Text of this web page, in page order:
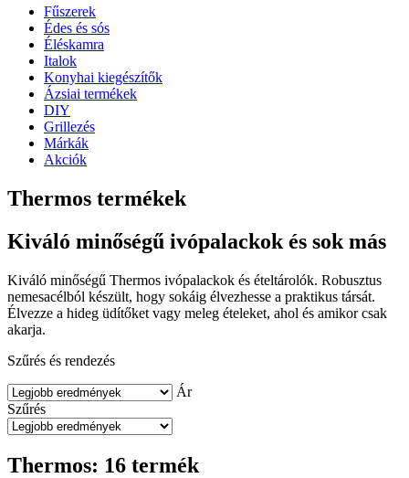
Fűszerek
Édes és sós
Éléskamra
Italok
Konyhai kiegészítők
Ázsiai termékek
DIY
Grillezés
Márkák
Akciók
Thermos termékek
Kiváló minőségű ivópalackok és sok más
Kiváló minőségű Thermos ivópalackok és ételtárolók. Robusztus
nemesacélból készült, hogy sokáig élvezhesse a praktikus társát.
Élvezze a hideg üdítőket vagy meleg ételeket, ahol és amikor csak
akarja.
Szűrés és rendezés
Ár
Szűrés
Thermos: 16 termék